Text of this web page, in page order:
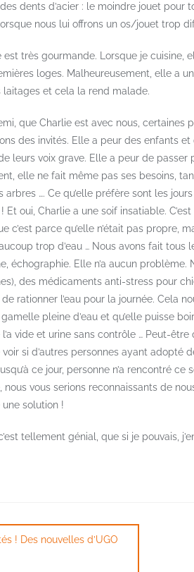
dents d’acier : le moindre jouet
nous lui offrons un os/jouet trop
est très gourmande. Lorsque je cuisine,
loges. Malheureusement, elle a
et cela la rend malade.
que Charlie est avec nous, certaines
des invités. Elle a peur des enfants
leurs voix grave. Elle a peur de passer
elle ne fait même pas ses besoins,
arbres …. Ce qu’elle préfère sont les
! Et oui, Charlie a une soif insatiable.
c’est parce qu’elle n’était pas propre,
trop d’eau … Nous avons fait
échographie. Elle n’a aucun
des médicaments anti-stress pour
rationner l’eau pour la journée. Cela
pleine d’eau et qu’elle puisse
vide et urine sans contrôle … Peut-
si d’autres personnes ayant adopté
ce jour, personne n’a rencontré
nous vous serions reconnaissants de
solution !
tellement génial, que si je pouvais,
! Des nouvelles d’UGO